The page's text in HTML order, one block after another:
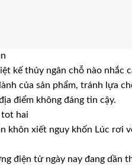
kế thủy ngân chỗ nào
của sản phẩm, tránh lựa
điểm không đáng tin cậy.
tot hai
khôn xiết nguy khốn Lúc rơi
điện tử ngày nay đang dần